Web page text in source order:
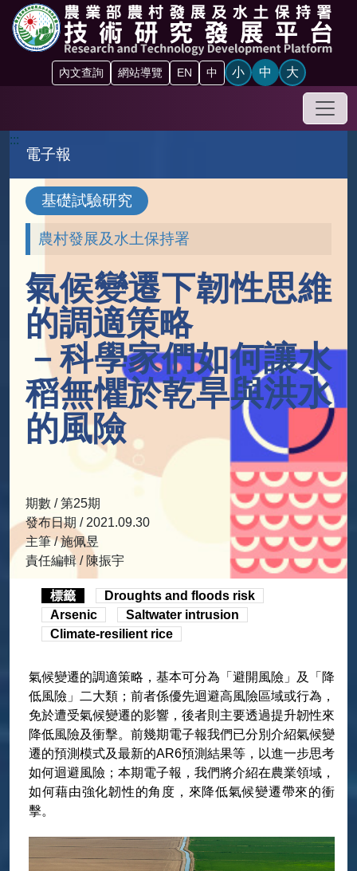
跳到主要內容區塊
內文查詢 網站導覽 EN 中 小 中 大
手機
:::
電子報
基礎試驗研究
農村發展及水土保持署
氣候變遷下韌性思維
的調適策略
－科學家們如何讓水
稻無懼於乾旱與洪水
的風險
期數 / 第25期
發布日期 / 2021.09.30
主筆 / 施佩昱
責任編輯 / 陳振宇
標籤
Droughts and floods risk
Arsenic
Saltwater intrusion
Climate-resilient rice
氣候變遷的調適策略，基本可分為「避開風險」及「降
低風險」二大類；前者係優先迴避高風險區域或行為，
免於遭受氣候變遷的影響，後者則主要透過提升韌性來
降低風險及衝擊。前幾期電子報我們已分別介紹氣候變
遷的預測模式及最新的AR6預測結果等，以進一步思考
如何迴避風險；本期電子報，我們將介紹在農業領域，
如何藉由強化韌性的角度，來降低氣候變遷帶來的衝
擊。